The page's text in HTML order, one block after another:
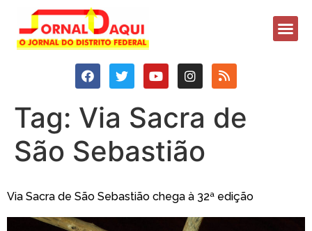
Tag: Via Sacra de
São Sebastião
Via Sacra de São Sebastião chega à 32ª edição